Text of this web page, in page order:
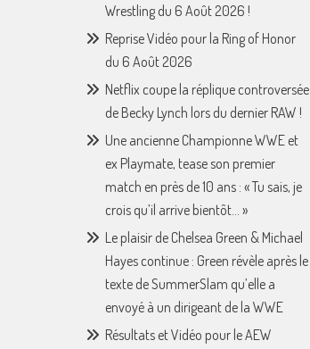
Wrestling du 6 Août 2026 !
Reprise Vidéo pour la Ring of Honor
du 6 Août 2026
Netflix coupe la réplique controversée
de Becky Lynch lors du dernier RAW !
Une ancienne Championne WWE et
ex Playmate, tease son premier
match en près de 10 ans : « Tu sais, je
crois qu’il arrive bientôt… »
Le plaisir de Chelsea Green & Michael
Hayes continue : Green révèle après le
texte de SummerSlam qu’elle a
envoyé à un dirigeant de la WWE
Résultats et Vidéo pour le AEW